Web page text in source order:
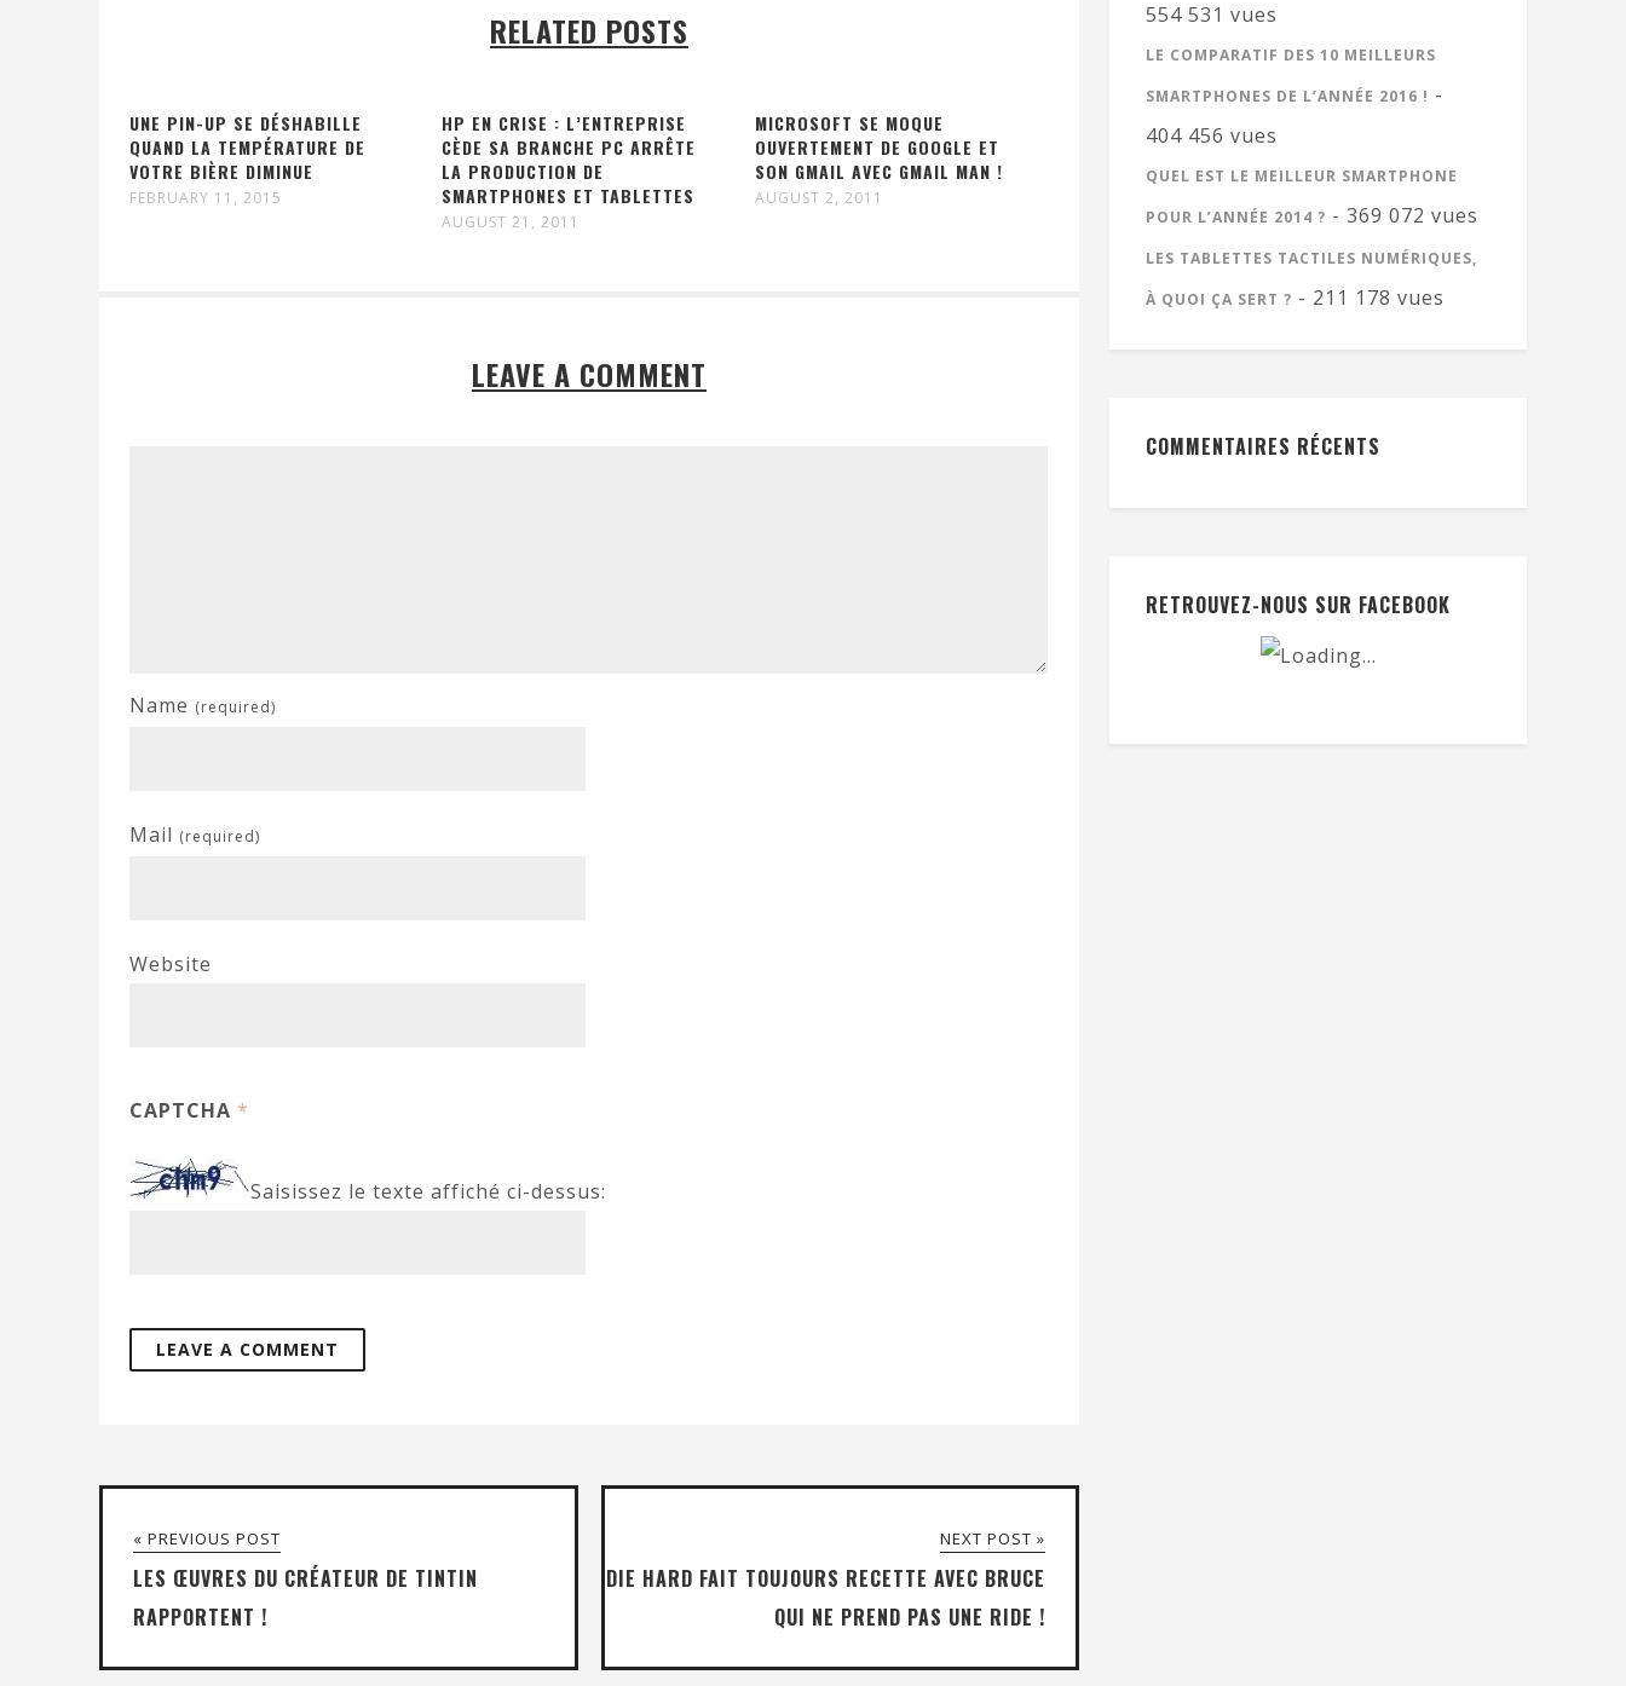
RELATED POSTS
UNE PIN-UP SE DÉSHABILLE
QUAND LA TEMPÉRATURE DE
VOTRE BIÈRE DIMINUE
FEBRUARY 11, 2015
HP EN CRISE : L’ENTREPRISE
CÈDE SA BRANCHE PC ARRÊTE
LA PRODUCTION DE
SMARTPHONES ET TABLETTES
AUGUST 21, 2011
MICROSOFT SE MOQUE
OUVERTEMENT DE GOOGLE ET
SON GMAIL AVEC GMAIL MAN !
AUGUST 2, 2011
LEAVE A COMMENT
Name (required)
Mail (required)
Website
CAPTCHA *
Saisissez le texte affiché ci-dessus:
« PREVIOUS POST
LES ŒUVRES DU CRÉATEUR DE TINTIN
RAPPORTENT !
NEXT POST »
DIE HARD FAIT TOUJOURS RECETTE AVEC BRUCE
QUI NE PREND PAS UNE RIDE !
554 531 vues
LE COMPARATIF DES 10 MEILLEURS
SMARTPHONES DE L’ANNÉE 2016 ! -
404 456 vues
QUEL EST LE MEILLEUR SMARTPHONE
POUR L’ANNÉE 2014 ? - 369 072 vues
LES TABLETTES TACTILES NUMÉRIQUES,
À QUOI ÇA SERT ? - 211 178 vues
COMMENTAIRES RÉCENTS
RETROUVEZ-NOUS SUR FACEBOOK